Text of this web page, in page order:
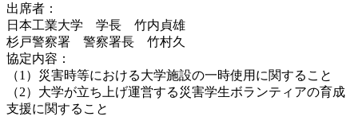
出席者：
日本工業大学 学長 竹内貞雄
杉戸警察署 警察署長 竹村久
協定内容：
（1）災害時等における大学施設の一時使用に関すること
（2）大学が立ち上げ運営する災害学生ボランティアの育成
支援に関すること